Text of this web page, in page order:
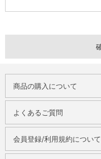
商品の購入について
よくあるご質問
会員登録/利用規約について